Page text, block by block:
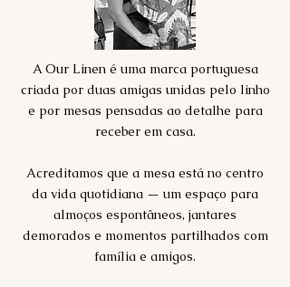
A Our Linen é uma marca portuguesa
criada por duas amigas unidas pelo linho
e por mesas pensadas ao detalhe para
receber em casa.
Acreditamos que a mesa está no centro
da vida quotidiana — um espaço para
almoços espontâneos, jantares
demorados e momentos partilhados com
família e amigos.